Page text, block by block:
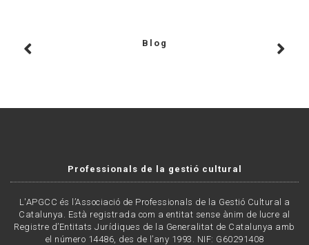
Blog
Professionals de la gestió cultural
L'APGCC és l’Associació de Professionals de la Gestió Cultural a
Catalunya. Està registrada com a entitat sense ànim de lucre al
Registre d’Entitats Jurídiques de la Generalitat de Catalunya amb
el número 14486, des de l’any 1993. NIF: G60291408